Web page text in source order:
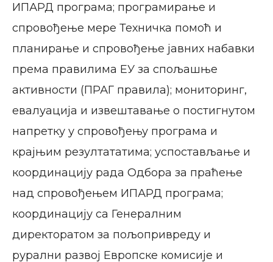
ИПАРД програма; програмирање и
спровођење мере Техничка помоћ и
планирање и спровођење јавних набавки
према правилима ЕУ за спољашње
активности (ПРАГ правила); мониторинг,
евалуација и извештавање о постигнутом
напретку у спровођењу програма и
крајњим резултататима; успостављање и
координацију рада Одбора за праћење
над спровођењем ИПАРД програма;
координацију са Генералним
директоратом за пољопривреду и
рурални развој Европске комисије и